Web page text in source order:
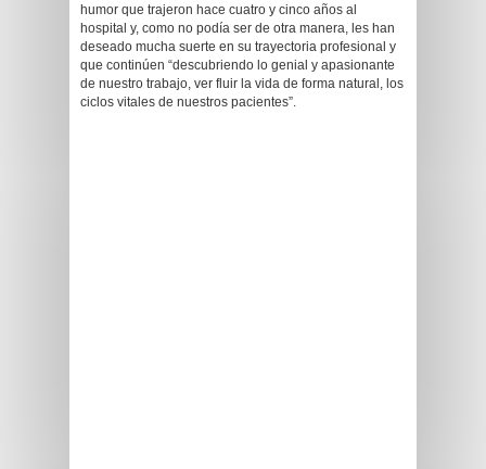
humor que trajeron hace cuatro y cinco años al
hospital y, como no podía ser de otra manera, les han
deseado mucha suerte en su trayectoria profesional y
que continúen “descubriendo lo genial y apasionante
de nuestro trabajo, ver fluir la vida de forma natural, los
ciclos vitales de nuestros pacientes”.